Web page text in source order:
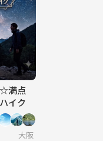
満点
イク
大阪